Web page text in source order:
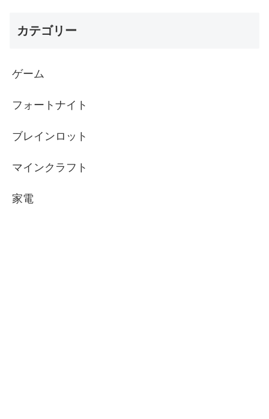
カテゴリー
ゲーム
フォートナイト
ブレインロット
マインクラフト
家電